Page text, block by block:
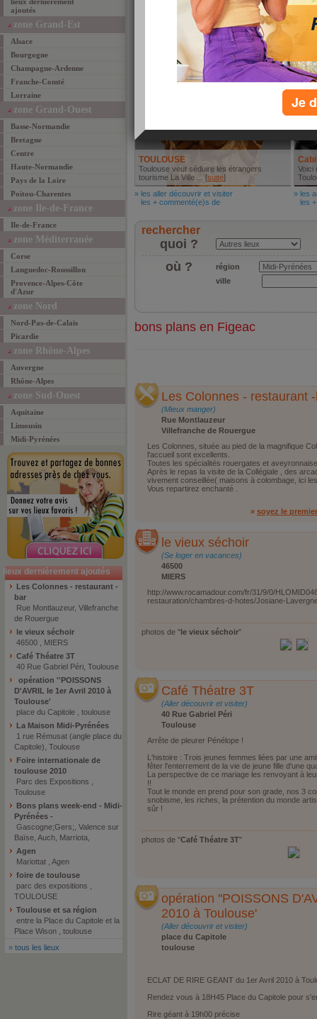
ajoutés
zone Grand-Est
Alsace
Bourgogne
Champagne-Ardenne
Franche-Comté
Lorraine
zone Grand-Ouest
Basse-Normandie
Bretagne
Centre
Haute-Normandie
Pays de la Loire
Poitou-Charentes
zone Ile-de-France
Ile-de-France
zone Méditerranée
Corse
Languedoc-Roussillon
Provence-Alpes-Côte
d'Azur
zone Nord
Nord-Pas-de-Calais
Picardie
zone Rhône-Alpes
Auvergne
Rhône-Alpes
zone Sud-Ouest
Aquitaine
Limousin
Midi-Pyrénées
lieux dernièrement ajoutés
Les Colonnes - restaurant -
bar
Rue Montlauzeur, Villefranche
de Rouergue
le vieux séchoir
46500 , MIERS
Café Théatre 3T
40 Rue Gabriel Péri, Toulouse
opération ''POISSONS
D'AVRIL le 1er Avril 2010 à
Toulouse'
place du Capitole , toulouse
La Maison Midi-Pyrénées
1 rue Rémusat (angle place du
Capitole), Toulouse
Foire internationale de
toulouse 2010
Parc des Expositions ,
Toulouse
Bons plans week-end - Midi-
Pyrénées -
Gascogne;Gers;, Valence sur
Baïse, Auch, Marriota,
Agen
Mariottat , Agen
foire de toulouse
parc des expositions ,
TOULOUSE
Toulouse et sa région
entre la Place du Capitole et la
Place Wison , toulouse
» tous les lieux
Bessières animation Pascale
'une des manifestations les plus
spectaculaires sur ... [suite]
» les mieux manger
les + commenté(e)s de
le
Aller découvrir et visiter
TOULOUSE
Toulouse veut séduire les étrangers
tourisme La Ville ... [suite]
» les aller découvrir et visiter
les + commenté(e)s de
Voici
» les
les +
rechercher
quoi ?
où ?
région
ville
bons plans en Figeac
Les Colonnes - restaurant
(Mieux manger)
Rue Montlauzeur
Villefranche de Rouergue
Les Colonnes, située au pied de la magnifique
l'accueil sont excellents.
Toutes les spécialités rouergates et
Après le repas la visite de la Collégiale , des
vivement conseillée( maisons à colombage, ici
Vous repartirez enchanté .
» soyez le
le vieux séchoir
(Se loger en vacances)
46500
MIERS
http://www.rocamadour.com/fr/31/9/0/
restauration/chambres-d-hotes/Josiane-
photos de "le vieux séchoir"
Café Théatre 3T
(Aller découvrir et visiter)
40 Rue Gabriel Péri
Toulouse
Arrête de pleurer Pénélope !
L'histoire : Trois jeunes femmes liées par une
fêter l'enterrement de la vie de jeune fille d'une
La perspective de ce mariage les renvoyant à
!!
Tout le monde en prend pour son grade, nos 3
snobisme, les riches, la prétention du monde
sûr !
photos de "Café Théatre 3T"
opération ''POISSONS
2010 à Toulouse'
(Aller découvrir et visiter)
place du Capitole
toulouse
ECLAT DE RIRE GEANT du 1er Avril 2010 à
Rendez vous à 18H45 Place du Capitole pour
Rire géant à 19h00 précise
Je